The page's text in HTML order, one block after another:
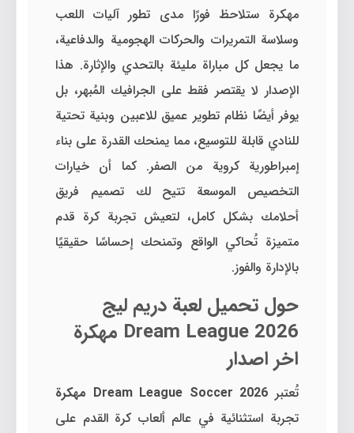
مهكرة ستلاحظ فورًا مدى تطور آليات اللعب
وسلاسة التمريرات والحركات الهجومية والدفاعية،
ما يجعل كل مباراة مليئة بالتحدي والإثارة. هذا
الإصدار لا يقتصر فقط على الجرافيك المُبهر، بل
يوفر أيضًا نظام تطوير عميق للاعبين وبنية تحتية
للنادي قابلة للتوسيع، مما يمنحك القدرة على بناء
إمبراطورية كروية من الصفر. كما أن خيارات
التخصيص الموسعة تتيح لك تصميم فريق
أحلامك بشكل كامل، لتعيش تجربة كرة قدم
متميزة تُحاكي الواقع وتمنحك إحساسًا حقيقيًا
بالإدارة والفوز.
حول تحميل لعبة دريم ليج
Dream League 2026 مهكرة
اخر اصدار
تُعتبر Dream League Soccer 2026 مهكرة
تجربة استثنائية في عالم ألعاب كرة القدم على